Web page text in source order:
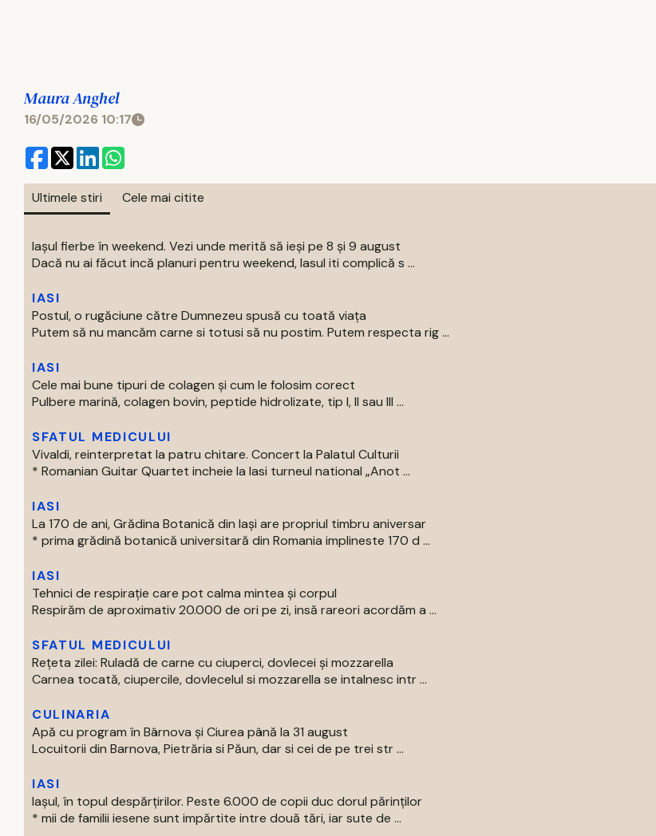
Maura Anghel
16/05/2026 10:17
Ultimele stiri Cele mai citite
Iașul fierbe în weekend. Vezi unde merită să ieși pe 8 și 9 august
Dacă nu ai făcut incă planuri pentru weekend, Iasul iti complică s ...
IASI
Postul, o rugăciune către Dumnezeu spusă cu toată viața
Putem să nu mancăm carne si totusi să nu postim. Putem respecta rig ...
IASI
Cele mai bune tipuri de colagen și cum le folosim corect
Pulbere marină, colagen bovin, peptide hidrolizate, tip I, II sau III ...
SFATUL MEDICULUI
Vivaldi, reinterpretat la patru chitare. Concert la Palatul Culturii
* Romanian Guitar Quartet incheie la Iasi turneul national „Anot ...
IASI
La 170 de ani, Grădina Botanică din Iași are propriul timbru aniversar
* prima grădină botanică universitară din Romania implineste 170 d ...
IASI
Tehnici de respirație care pot calma mintea și corpul
Respirăm de aproximativ 20.000 de ori pe zi, insă rareori acordăm a ...
SFATUL MEDICULUI
Rețeta zilei: Ruladă de carne cu ciuperci, dovlecei și mozzarella
Carnea tocată, ciupercile, dovlecelul si mozzarella se intalnesc intr ...
CULINARIA
Apă cu program în Bârnova și Ciurea până la 31 august
Locuitorii din Barnova, Pietrăria si Păun, dar si cei de pe trei str ...
IASI
Iașul, în topul despărțirilor. Peste 6.000 de copii duc dorul părinților
* mii de familii iesene sunt impărtite intre două tări, iar sute de ...